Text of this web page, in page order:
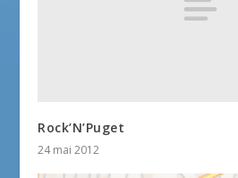
Rock’N’Puget
24 mai 2012